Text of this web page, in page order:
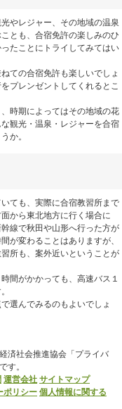
やレジャー、その地域の温泉
とも、合宿免許の楽しみのひ
たことにトライしてみてはい
ての合宿免許も楽しいでしょ
プレンゼントしてくれるとこ
時期によってはその地域の花
観光・温泉・レジャーを合宿
か。
ても、実際に合宿教習所まで
から東北地方に行く場合に
線で秋田や山形へ行った方が
が変わることはありますが、
所も、案外近いということが
間がかかっても、高速バス１
選んでみるのもよいでしょ
済社会推進協会「プライバ
す。
運営会社サイトマップ
ポリシー個人情報に関する